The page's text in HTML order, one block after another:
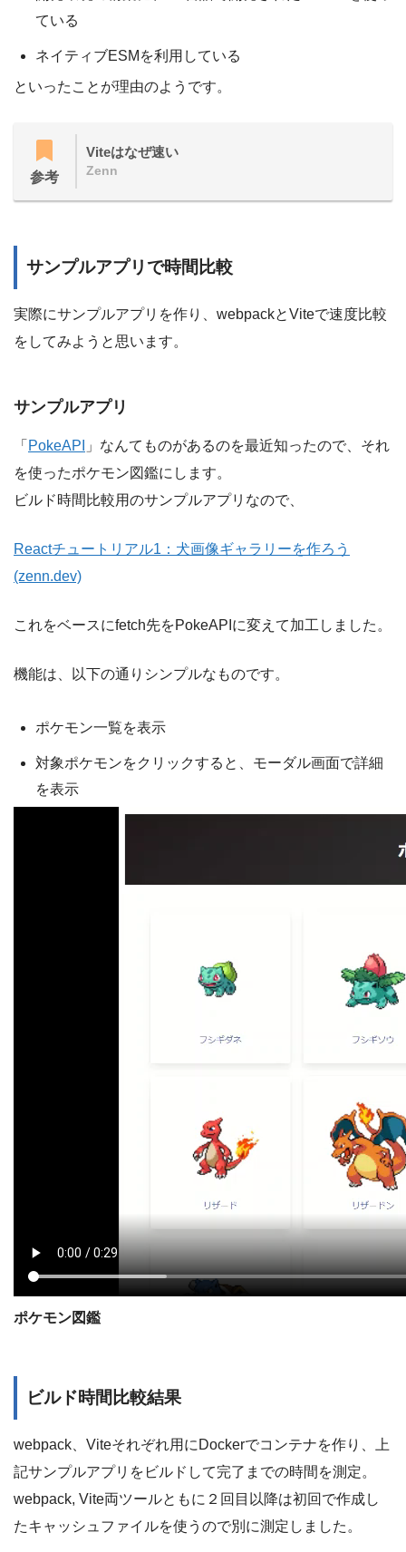
ている
ネイティブESMを利用している
といったことが理由のようです。
参考
Viteはなぜ速い
Zenn
サンプルアプリで時間比較
実際にサンプルアプリを作り、webpackとViteで速度比較
をしてみようと思います。
サンプルアプリ
「 PokeAPI 」なんてものがあるのを最近知ったので、それ
を使ったポケモン図鑑にします。
ビルド時間比較用のサンプルアプリなので、
Reactチュートリアル1：犬画像ギャラリーを作ろう
(zenn.dev)
これをベースにfetch先をPokeAPIに変えて加工しました。
機能は、以下の通りシンプルなものです。
ポケモン一覧を表示
対象ポケモンをクリックすると、モーダル画面で詳細
を表示
ポケモン図鑑
ビルド時間比較結果
webpack、Viteそれぞれ用にDockerでコンテナを作り、上
記サンプルアプリをビルドして完了までの時間を測定。
webpack, Vite両ツールともに２回目以降は初回で作成し
たキャッシュファイルを使うので別に測定しました。